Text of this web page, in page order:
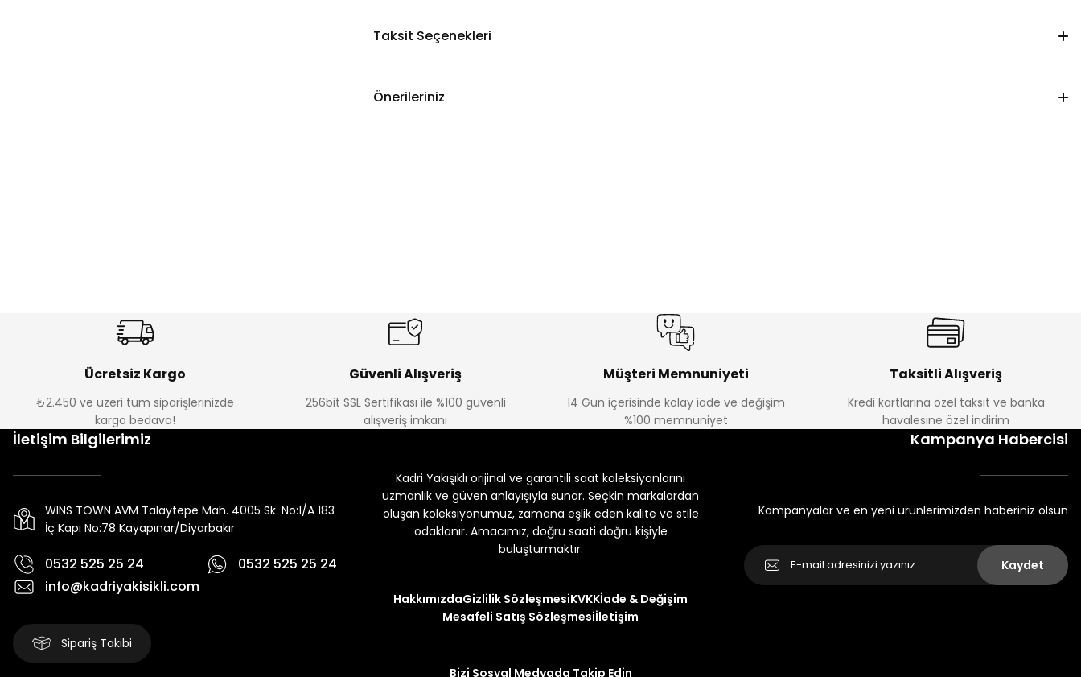
Taksit Seçenekleri
Önerileriniz
Ücretsiz Kargo
₺2.450 ve üzeri tüm siparişlerinizde
kargo bedava!
Güvenli Alışveriş
256bit SSL Sertifikası ile %100 güvenli
alışveriş imkanı
Müşteri Memnuniyeti
14 Gün içerisinde kolay iade ve değişim
%100 memnuniyet
Taksitli Alışveriş
Kredi kartlarına özel taksit ve banka
havalesine özel indirim
İletişim Bilgilerimiz
WINS TOWN AVM Talaytepe Mah. 4005 Sk. No:1/A 183
İç Kapı No:78 Kayapınar/Diyarbakır
0532 525 25 24
0532 525 25 24
info@kadriyakisikli.com
Sipariş Takibi
Kadri Yakışıklı orijinal ve garantili saat koleksiyonlarını
uzmanlık ve güven anlayışıyla sunar. Seçkin markalardan
oluşan koleksiyonumuz, zamana eşlik eden kalite ve stile
odaklanır. Amacımız, doğru saati doğru kişiyle
buluşturmaktır.
HakkımızdaGizlilik SözleşmesiKVKKİade & Değişim
Mesafeli Satış Sözleşmesiİletişim
Bizi Sosyal Medyada Takip Edin
Kampanya Habercisi
Kampanyalar ve en yeni ürünlerimizden haberiniz olsun
Kaydet